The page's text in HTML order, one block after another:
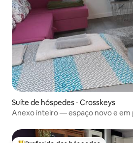
Suíte de hóspedes ⋅ Crosskeys
Anexo inteiro — espaço novo e em